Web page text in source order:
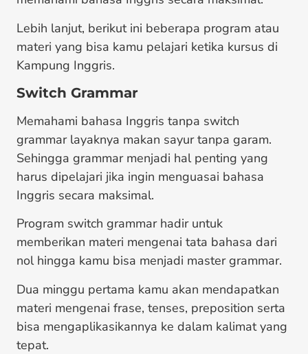
Lebih lanjut, berikut ini beberapa program atau
materi yang bisa kamu pelajari ketika kursus di
Kampung Inggris.
Switch Grammar
Memahami bahasa Inggris tanpa switch
grammar layaknya makan sayur tanpa garam.
Sehingga grammar menjadi hal penting yang
harus dipelajari jika ingin menguasai bahasa
Inggris secara maksimal.
Program switch grammar hadir untuk
memberikan materi mengenai tata bahasa dari
nol hingga kamu bisa menjadi master grammar.
Dua minggu pertama kamu akan mendapatkan
materi mengenai frase, tenses, preposition serta
bisa mengaplikasikannya ke dalam kalimat yang
tepat.